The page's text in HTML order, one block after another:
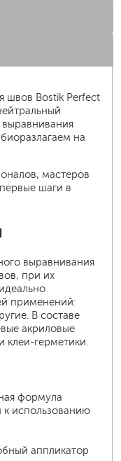
швов Bostik Perfect
на
мастеров
шаги в
выравнивания
при их
применений:
В составе
акриловые
клеи-герметики.
формула
к использованию
аппликатор